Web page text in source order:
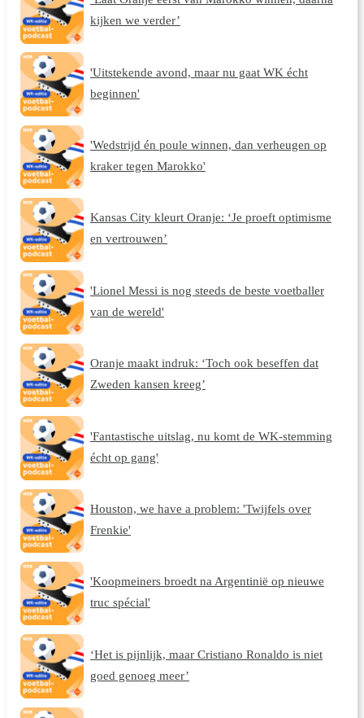
kijken we verder’
'Uitstekende avond, maar nu gaat WK écht
beginnen'
'Wedstrijd én poule winnen, dan verheugen op
kraker tegen Marokko'
Kansas City kleurt Oranje: ‘Je proeft optimisme
en vertrouwen’
'Lionel Messi is nog steeds de beste voetballer
van de wereld'
Oranje maakt indruk: ‘Toch ook beseffen dat
Zweden kansen kreeg’
'Fantastische uitslag, nu komt de WK-stemming
écht op gang'
Houston, we have a problem: 'Twijfels over
Frenkie'
'Koopmeiners broedt na Argentinië op nieuwe
truc spécial'
‘Het is pijnlijk, maar Cristiano Ronaldo is niet
goed genoeg meer’